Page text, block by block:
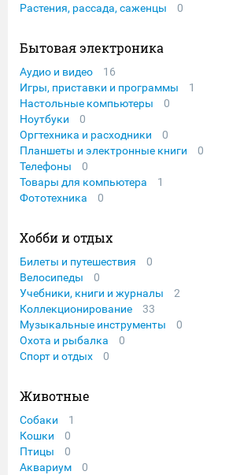
Растения, рассада, саженцы
0
Бытовая электроника
Аудио и видео
16
Игры, приставки и программы
1
Настольные компьютеры
0
Ноутбуки
0
Оргтехника и расходники
0
Планшеты и электронные книги
0
Телефоны
0
Товары для компьютера
1
Фототехника
0
Хобби и отдых
Билеты и путешествия
0
Велосипеды
0
Учебники, книги и журналы
2
Коллекционирование
33
Музыкальные инструменты
0
Охота и рыбалка
0
Спорт и отдых
0
Животные
Собаки
1
Кошки
0
Птицы
0
Аквариум
0